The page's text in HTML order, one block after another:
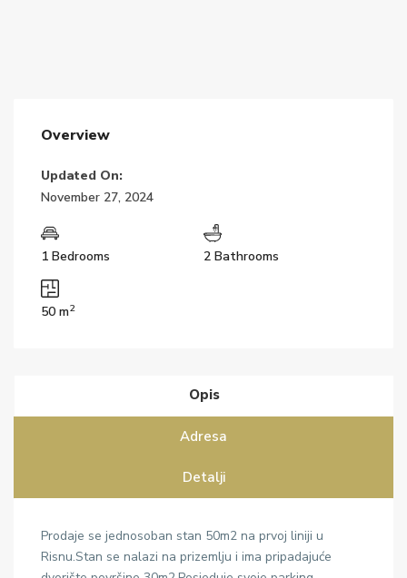
Overview
Updated On:
November 27, 2024
1 Bedrooms 2 Bathrooms
50 m2
Opis
Adresa
Detalji
Prodaje se jednosoban stan 50m2 na prvoj liniji u
Risnu.Stan se nalazi na prizemlju i ima pripadajuće